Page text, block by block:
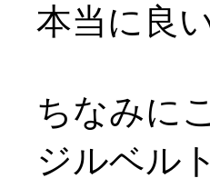
本当に良
ちなみに
ジルベル